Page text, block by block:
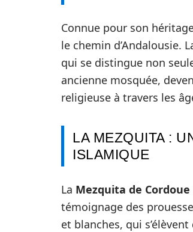
Connue pour son
le chemin d’Andalousie.
qui se distingue non
ancienne mosquée,
religieuse à travers les
LA MEZQUITA :
ISLAMIQUE
La Mezquita de Cordoue
témoignage des
et blanches, qui